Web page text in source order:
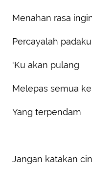
Menahan rasa
Percayalah
'Ku akan pulang
Melepas semua
Yang terpendam
Jangan katakan